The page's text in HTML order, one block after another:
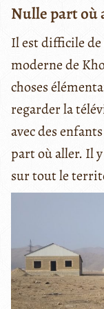
Nulle part où
Il est difficile de
moderne de
choses
regarder la
avec des
part où aller. Il
sur tout le